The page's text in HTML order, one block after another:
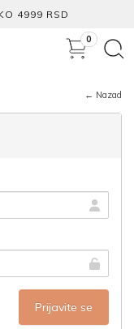
4999 RSD
0
← Nazad